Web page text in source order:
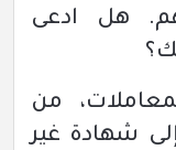
هل ادعى
من
شهادة غير